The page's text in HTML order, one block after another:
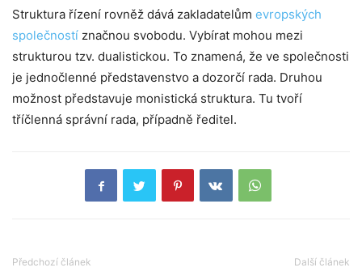
Struktura řízení rovněž dává zakladatelům evropských
společností značnou svobodu. Vybírat mohou mezi
strukturou tzv. dualistickou. To znamená, že ve společnosti
je jednočlenné představenstvo a dozorčí rada. Druhou
možnost představuje monistická struktura. Tu tvoří
tříčlenná správní rada, případně ředitel.
Předchozí článek Další článek